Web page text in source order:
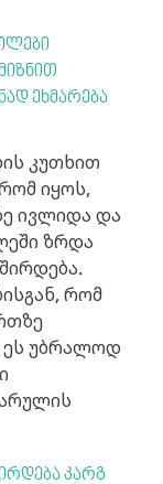
ეხმარება
კუთხით
იყოს,
ივლიდა და
ზრდა
რომ
ეს უბრალოდ
კარგ